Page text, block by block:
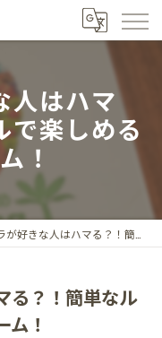
人はハマ
で楽しめる
！
人はハマる？！簡単なルールで楽しめるボードゲーム！
る？！簡単なル
！